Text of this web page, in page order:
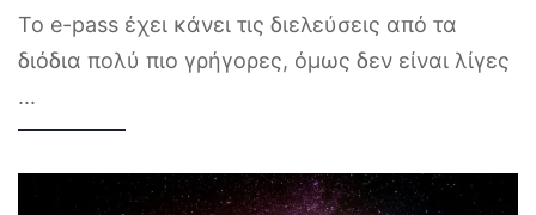
Το e-pass έχει κάνει τις διελεύσεις από τα
διόδια πολύ πιο γρήγορες, όμως δεν είναι λίγες
...